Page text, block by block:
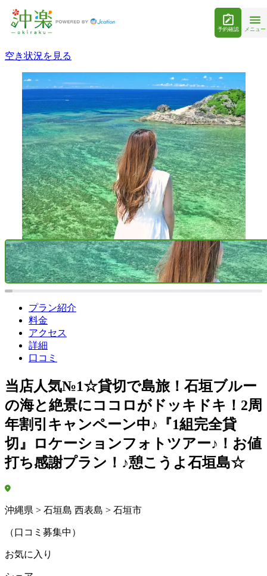
予約確認 メニュー
空き状況を見る
プラン紹介
料金
アクセス
詳細
口コミ
当店人気№1☆貸切で島旅！石垣ブルー
の海と絶景にココロがドッキドキ！2周
年割引キャンペーン中♪『1組完全貸
切』ロケーションフォトツアー♪！お値
打ち感謝プラン！♪憩こうよ石垣島☆
沖縄県 > 石垣島 西表島 > 石垣市
（口コミ募集中）
お気に入り